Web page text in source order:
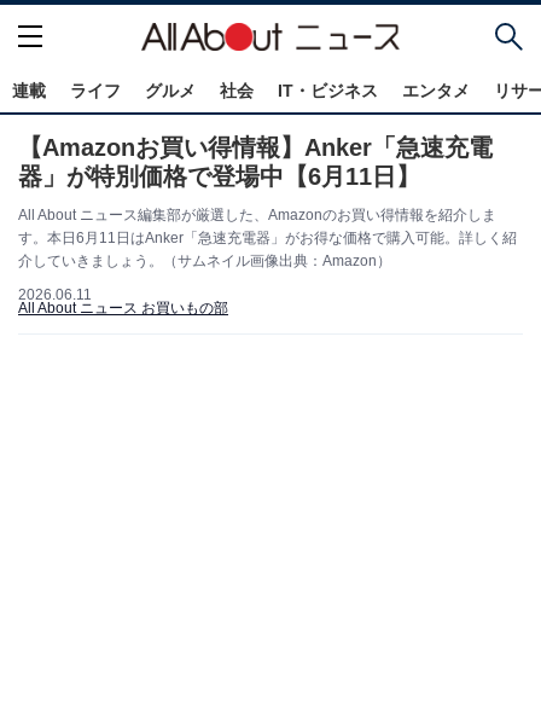
連載 ライフ グルメ 社会 IT・ビジネス エンタメ リサ
【Amazonお買い得情報】Anker「急速充電
器」が特別価格で登場中【6月11日】
All About ニュース編集部が厳選した、Amazonのお買い得情報を紹介しま
す。本日6月11日はAnker「急速充電器」がお得な価格で購入可能。詳しく紹
介していきましょう。（サムネイル画像出典：Amazon）
2026.06.11
All About ニュース お買いもの部